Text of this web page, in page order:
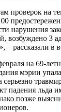
проверок на
нарушения
возбуждено 3
– рассказали в
на 69-
мэрии
серьезно
падения льда
позже